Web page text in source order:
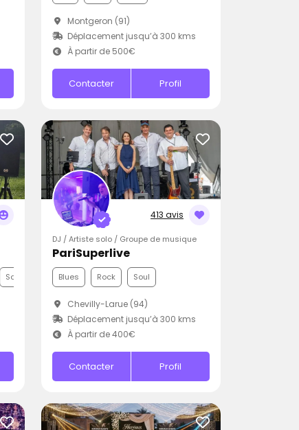
Montgeron (91)
Déplacement jusqu’à 300 kms
À partir de 500€
Contacter Profil
Samba
413 avis
DJ / Artiste solo / Groupe de musique
PariSuperlive
Blues Rock Soul
Chevilly-Larue (94)
Déplacement jusqu’à 300 kms
À partir de 400€
Contacter Profil